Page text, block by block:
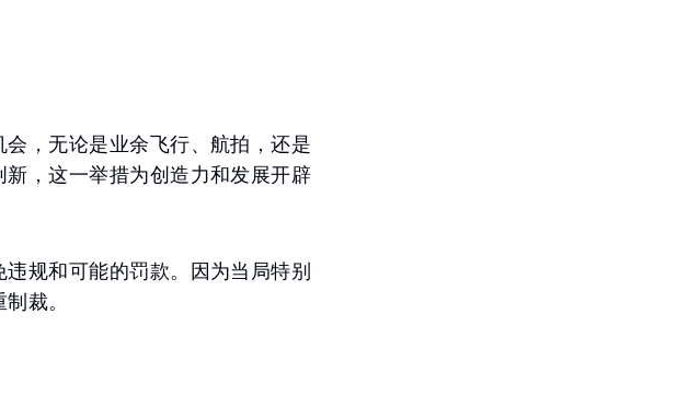
，无论是业余飞行、航拍，还是
，这一举措为创造力和发展开辟
规和可能的罚款。因为当局特别
裁。